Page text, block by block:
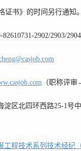
证书》的时间另行通知。
2902/2903/
（职称评审
区北四环西路25-1号
工程技术系列技术经纪